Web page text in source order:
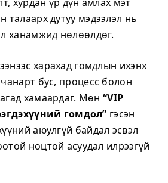
талаарх дутуу мэдээлэл нь
ханамжид нөлөөлдөг.
харахад гомдлын ихэнх
бус, процесс болон
хамаардаг. Мөн“VIP
гомдол” гэсэн
аюулгүй байдал эсвэл
ноцтой асуудал илрээгүй